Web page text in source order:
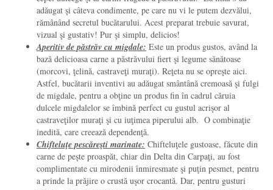
adăugat şi câteva condimente, pe care nu vi le putem dezvălui,
rămânând secretul bucătarului. Acest preparat trebuie savurat,
vizual şi gustativ! Pur şi simplu, delicios!
Aperitiv de păstrăv cu migdale: Este un produs gustos, având la
bază delicioasa carne a păstrăvului fiert şi legume sănătoase
(morcovi, ţelină, castraveţi muraţi). Reţeta nu se opreşte aici.
Astfel, bucătarii inventivi au adăugat smântână cremoasă şi fulgi
de migdale, pentru a obţine un produs fin în cadrul căruia
dulcele migdalelor se îmbină perfect cu gustul acrişor al
castraveţilor muraţi şi cu iuţimea piperului alb. O combinaţie
inedită, care creează dependenţă.
Chifteluţe pescăreşti marinate: Chifteluţele gustoase, făcute din
carne de peşte proaspăt, chiar din Delta din Carpaţi, au fost
complimentate cu mirodenii înmiresmate şi puţin pesmet, pentru
a prinde la prăjire o crustă uşor crocantă. Dar, pentru gusturi